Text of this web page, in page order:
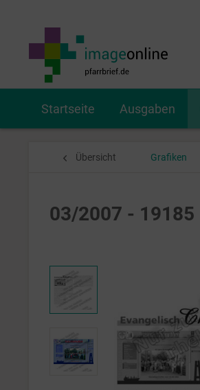
Startseite Ausgaben
Übersicht Grafiken
03/2007 - 19185